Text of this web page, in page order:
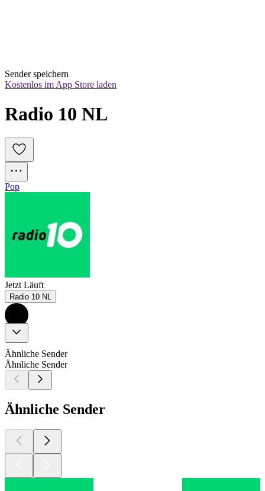
Sender speichern
Kostenlos im App Store laden
Radio 10 NL
Pop
Jetzt Läuft
Radio 10 NL
Ähnliche Sender
Ähnliche Sender
Ähnliche Sender